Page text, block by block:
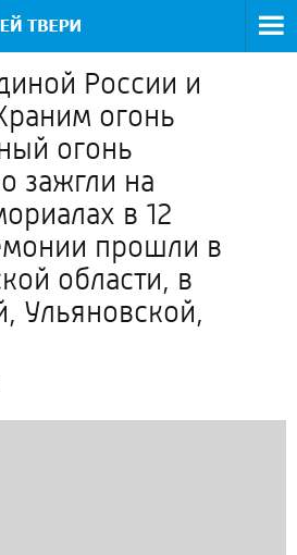
России и
огонь
огонь
зажгли на
в 12
прошли в
области, в
Ульяновской,